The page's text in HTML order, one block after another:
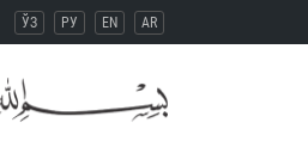
ЎЗ РУ EN AR